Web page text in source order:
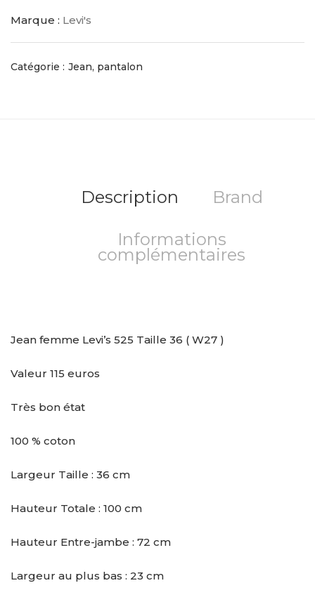
Marque : Levi's
Catégorie : Jean, pantalon
Description Brand
Informations
complémentaires
Jean femme Levi’s 525 Taille 36 ( W27 )
Valeur 115 euros
Très bon état
100 % coton
Largeur Taille : 36 cm
Hauteur Totale : 100 cm
Hauteur Entre-jambe : 72 cm
Largeur au plus bas : 23 cm